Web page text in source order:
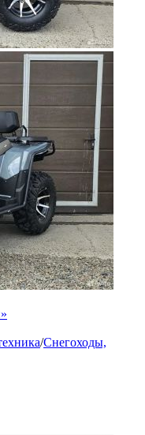
/Снегоходы,